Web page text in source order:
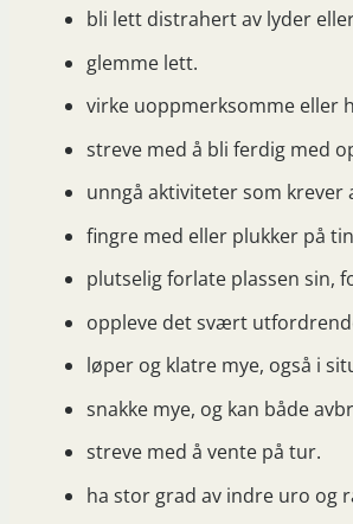
bli lett distrahert av lyder
glemme lett.
virke uoppmerksomme eller
streve med å bli ferdig med
unngå aktiviteter som krever
fingre med eller plukker på
plutselig forlate plassen sin,
oppleve det svært
løper og klatre mye, også i
snakke mye, og kan både
streve med å vente på tur.
ha stor grad av indre uro og